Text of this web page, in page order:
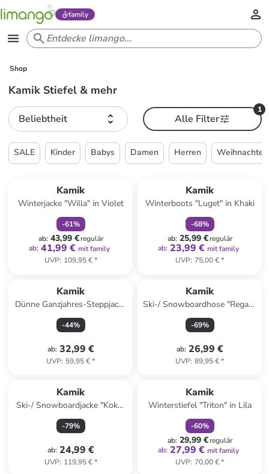
family
Shop
Kamik Stiefel & mehr
Beliebtheit
1
Alle Filter
SALE Kinder Babys Damen Herren Weihnachten
Kamik
Winterjacke "Willa" in Violet
-61%
ab: 43,99 €regulär
ab: 41,99 € mit family
UVP: 109,95 €*
Kamik
Winterboots "Luget" in Khaki
-68%
ab: 25,99 €regulär
ab: 23,99 € mit family
UVP: 75,00 €*
Kamik
Dünne Ganzjahres-Steppjacke
"Celeste" in Pink/ Rosa
-44%
ab: 32,99 €
UVP: 59,95 €*
Kamik
Ski-/ Snowboardhose "Regan"
in Lila
-69%
ab: 26,99 €
UVP: 89,95 €*
Kamik
Ski-/ Snowboardjacke "Koko"
in Blau
-79%
ab: 24,99 €
UVP: 119,95 €*
Kamik
Winterstiefel "Triton" in Lila
-60%
ab: 29,99 €regulär
ab: 27,99 € mit family
UVP: 70,00 €*